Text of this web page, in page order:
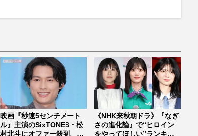
映画『秒速5センチメート
ル』主演のSixTONES・松
村北斗にオファー殺到、プ
《NHK来秋朝ドラ》『なぎ
さの進化論』で“ヒロイン
をやってほしい”ランキン